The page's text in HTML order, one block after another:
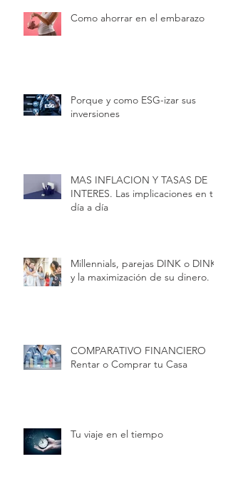
Como ahorrar en el embarazo
Porque y como ESG-izar sus
inversiones
MAS INFLACION Y TASAS DE
INTERES. Las implicaciones en tu
día a día
Millennials, parejas DINK o DINKY
y la maximización de su dinero.
COMPARATIVO FINANCIERO
Rentar o Comprar tu Casa
Tu viaje en el tiempo